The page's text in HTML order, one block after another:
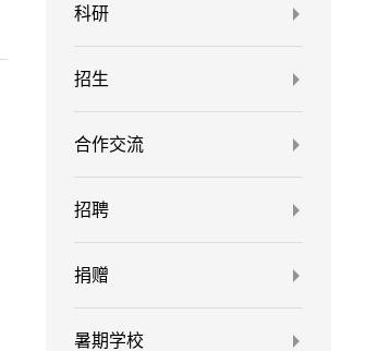
科研
招生
合作交流
招聘
捐赠
暑期学校